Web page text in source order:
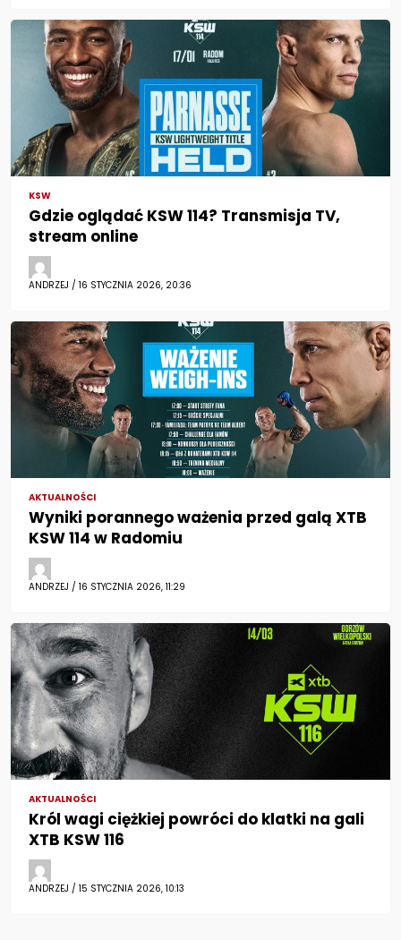
KSW
Gdzie oglądać KSW 114? Transmisja TV,
stream online
ANDRZEJ / 16 STYCZNIA 2026, 20:36
AKTUALNOŚCI
Wyniki porannego ważenia przed galą XTB
KSW 114 w Radomiu
ANDRZEJ / 16 STYCZNIA 2026, 11:29
AKTUALNOŚCI
Król wagi ciężkiej powróci do klatki na gali
XTB KSW 116
ANDRZEJ / 15 STYCZNIA 2026, 10:13